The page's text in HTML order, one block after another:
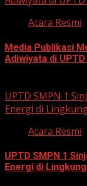
Acara Resmi
Media Publikasi
Adiwiyata di
UPTD SMPN 1
Energi di
Acara Resmi
UPTD SMPN 1
Energi di